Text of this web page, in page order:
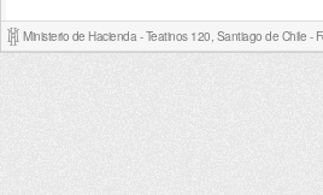
Ministerio de Hacienda - Teatinos 120, Santiago de Chile -